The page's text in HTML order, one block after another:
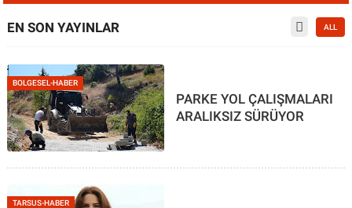
EN SON YAYINLAR ALL
BOLGESEL-HABER
PARKE YOL ÇALIŞMALARI
ARALIKSIZ SÜRÜYOR
TARSUS-HABER